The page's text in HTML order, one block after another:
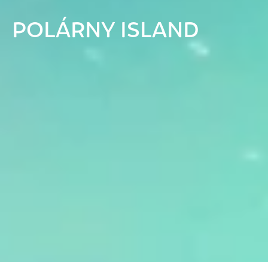
POLÁRNY ISLAND